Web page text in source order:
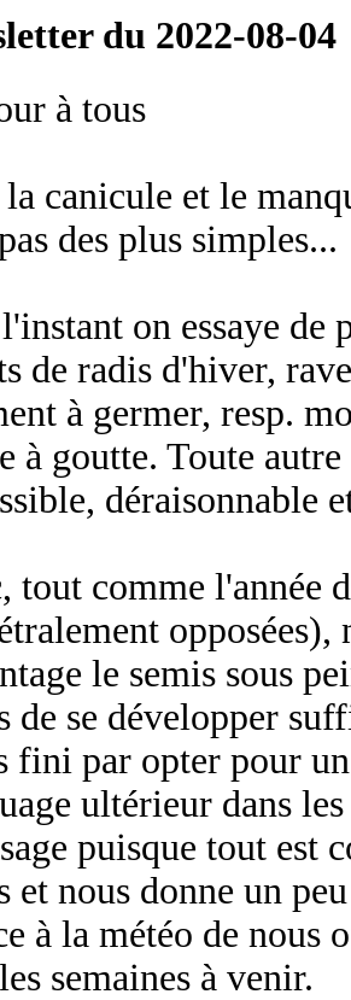
du 2022-08-04
à tous
canicule et le
des plus simples...
on essaye de
de radis d'hiver,
à germer, resp.
à goutte. Toute
déraisonnable
tout comme l'année
le semis sous
de se développer
fini par opter pour
ultérieur dans
puisque tout est
et nous donne un
à la météo de nous
semaines à venir.